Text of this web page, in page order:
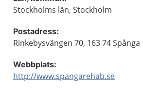
Stockholms län, Stockholm
Postadress:
Rinkebysvängen 70, 163 74 Spånga
Webbplats:
http://www.spangarehab.se